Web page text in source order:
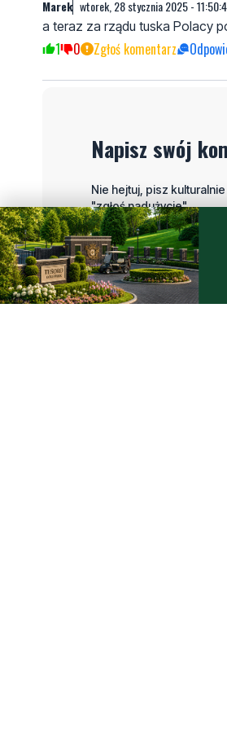
Marek wtorek, 28 stycznia 2025 -
a teraz za rządu tuska Polacy
1 0 Zgłoś komentarz
Napisz swój
Nie hejtuj, pisz
"zgłoś nadużycie".
Imię / Podpis